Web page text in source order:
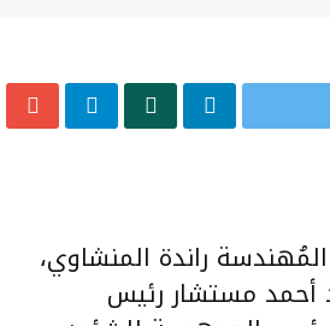
راندة المنشاوي،
أحمد مستشار رئيس